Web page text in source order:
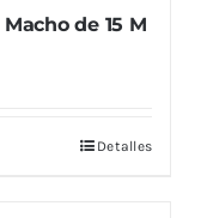
de 15 M
Detalles